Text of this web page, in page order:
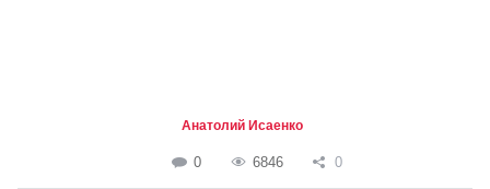
Анатолий Исаенко
0 6846 0